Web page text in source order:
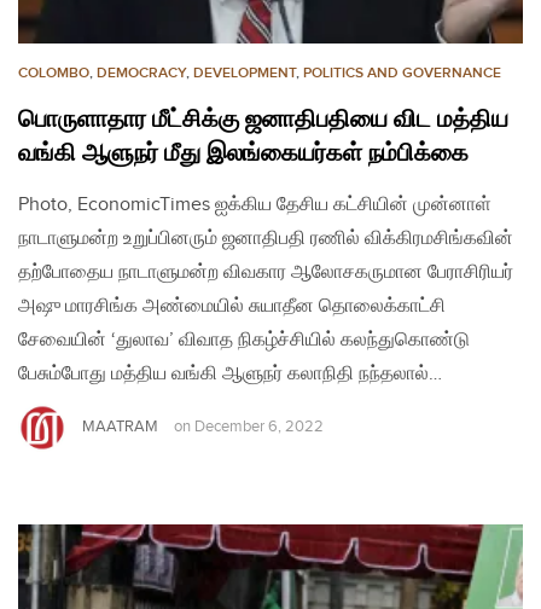
COLOMBO, DEMOCRACY, DEVELOPMENT, POLITICS AND GOVERNANCE
பொருளாதார மீட்சிக்கு ஜனாதிபதியை விட மத்திய
வங்கி ஆளுநர் மீது இலங்கையர்கள் நம்பிக்கை
Photo, EconomicTimes ஐக்கிய தேசிய கட்சியின் முன்னாள்
நாடாளுமன்ற உறுப்பினரும் ஜனாதிபதி ரணில் விக்கிரமசிங்கவின்
தற்போதைய நாடாளுமன்ற விவகார ஆலோசகருமான பேராசிரியர்
அஷு மாரசிங்க அண்மையில் சுயாதீன தொலைக்காட்சி
சேவையின் ‘துலாவ’ விவாத நிகழ்ச்சியில் கலந்துகொண்டு
பேசும்போது மத்திய வங்கி ஆளுநர் கலாநிதி நந்தலால்…
MAATRAM on December 6, 2022